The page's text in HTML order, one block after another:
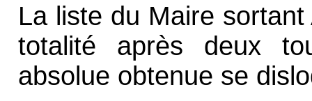
La liste du Maire
totalité après deux
absolue obtenue se